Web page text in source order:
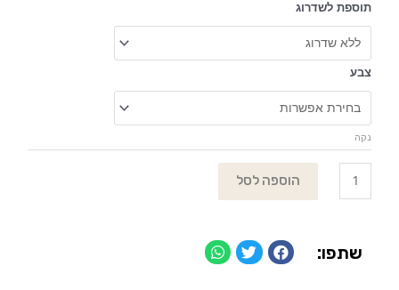
תוספת לשדרוג
צבע
נקה
הוספה לסל
שתפו: